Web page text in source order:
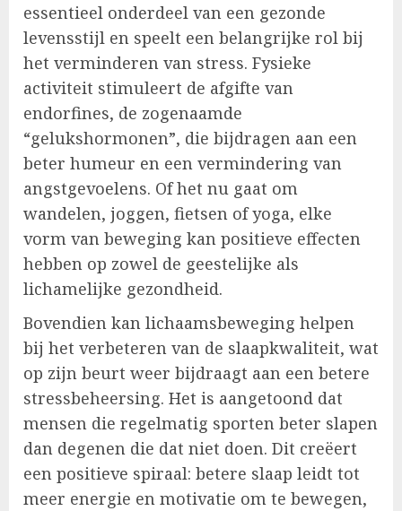
essentieel onderdeel van een gezonde
levensstijl en speelt een belangrijke rol bij
het verminderen van stress. Fysieke
activiteit stimuleert de afgifte van
endorfines, de zogenaamde
“gelukshormonen”, die bijdragen aan een
beter humeur en een vermindering van
angstgevoelens. Of het nu gaat om
wandelen, joggen, fietsen of yoga, elke
vorm van beweging kan positieve effecten
hebben op zowel de geestelijke als
lichamelijke gezondheid.
Bovendien kan lichaamsbeweging helpen
bij het verbeteren van de slaapkwaliteit, wat
op zijn beurt weer bijdraagt aan een betere
stressbeheersing. Het is aangetoond dat
mensen die regelmatig sporten beter slapen
dan degenen die dat niet doen. Dit creëert
een positieve spiraal: betere slaap leidt tot
meer energie en motivatie om te bewegen,